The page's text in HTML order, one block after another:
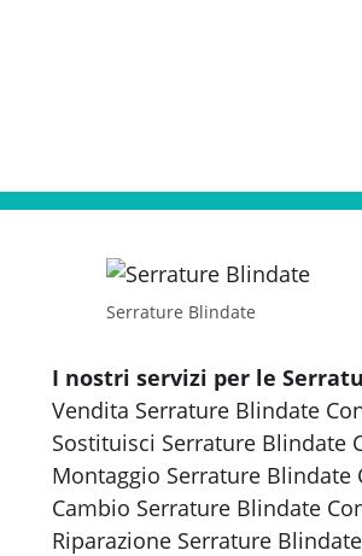
Serrature Blindate
I nostri servizi per le
Vendita Serrature Blindate
Sostituisci Serrature Blindate
Montaggio Serrature Blindate
Cambio Serrature Blindate
Riparazione Serrature